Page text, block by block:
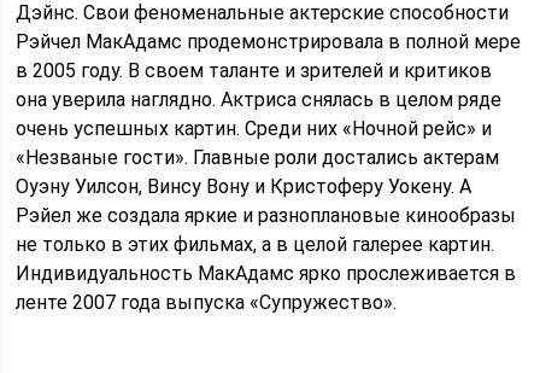
Дэйнс. Свои феноменальные актерские способности
Рэйчел МакАдамс продемонстрировала в полной мере
в 2005 году. В своем таланте и зрителей и критиков
она уверила наглядно. Актриса снялась в целом ряде
очень успешных картин. Среди них «Ночной рейс» и
«Незваные гости». Главные роли достались актерам
Оуэну Уилсон, Винсу Вону и Кристоферу Уокену. А
Рэйел же создала яркие и разноплановые кинообразы
не только в этих фильмах, а в целой галерее картин.
Индивидуальность МакАдамс ярко прослеживается в
ленте 2007 года выпуска «Супружество».